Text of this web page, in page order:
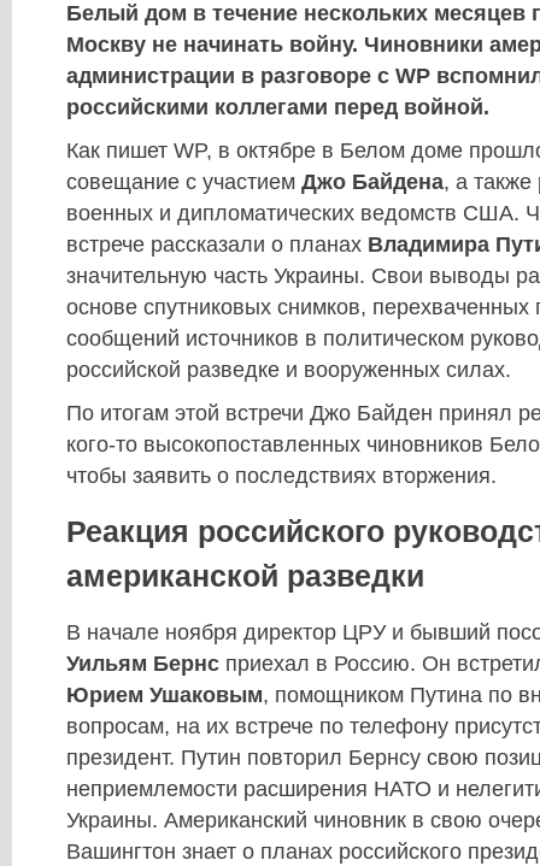
Белый дом в течение нескольких месяцев
Москву не начинать войну. Чиновники
администрации в разговоре с WP
российскими коллегами перед войной.
Как пишет WP, в октябре в Белом доме
совещание с участием Джо Байдена, а также
военных и дипломатических ведомств США.
встрече рассказали о планах Владимира
значительную часть Украины. Свои выводы
основе спутниковых снимков, перехваченных
сообщений источников в политическом
российской разведке и вооруженных силах.
По итогам этой встречи Джо Байден принял
кого-то высокопоставленных чиновников
чтобы заявить о последствиях вторжения.
Реакция российского
американской разведки
В начале ноября директор ЦРУ и бывший
Уильям Бернс приехал в Россию. Он
Юрием Ушаковым, помощником Путина по
вопросам, на их встрече по телефону
президент. Путин повторил Бернсу свою
неприемлемости расширения НАТО и
Украины. Американский чиновник в свою
Вашингтон знает о планах российского